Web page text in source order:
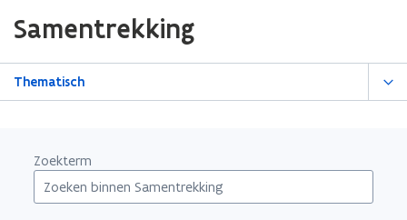
zich
op:
Samentrekking
Samentrekking
Thematisch
Zoekterm